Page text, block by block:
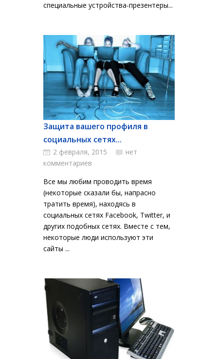
специальные устройства-презентеры...
Защита вашего профиля в
социальных сетях...
2 февраля, 2015
нет
комментариев
Все мы любим проводить время
(некоторые сказали бы, напрасно
тратить время), находясь в
социальных сетях Facebook, Twitter, и
других подобных сетях. Вместе с тем,
некоторые люди используют эти
сайты ...